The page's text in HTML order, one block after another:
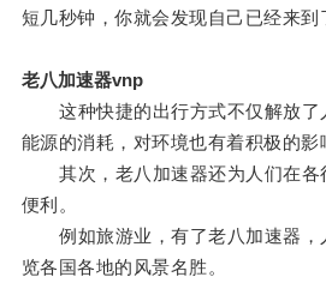
短几秒钟，你就会发现自己已经来到
老八加速器vnp
这种快捷的出行方式不仅解放了
能源的消耗，对环境也有着积极的影
其次，老八加速器还为人们在各
便利。
例如旅游业，有了老八加速器，
览各国各地的风景名胜。